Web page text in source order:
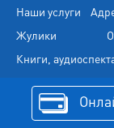
Наши услуги
Жулики
Книги,